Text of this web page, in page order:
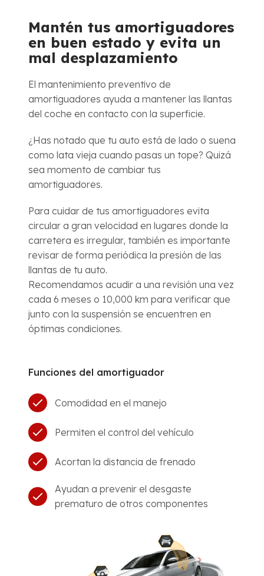
Mantén tus amortiguadores
en buen estado y evita un
mal desplazamiento
El mantenimiento preventivo de
amortiguadores ayuda a mantener las llantas
del coche en contacto con la superficie.
¿Has notado que tu auto está de lado o suena
como lata vieja cuando pasas un tope? Quizá
sea momento de cambiar tus
amortiguadores.
Para cuidar de tus amortiguadores evita
circular a gran velocidad en lugares donde la
carretera es irregular, también es importante
revisar de forma periódica la presión de las
llantas de tu auto.
Recomendamos acudir a una revisión una vez
cada 6 meses o 10,000 km para verificar que
junto con la suspensión se encuentren en
óptimas condiciones.
Funciones del amortiguador
Comodidad en el manejo
Permiten el control del vehículo
Acortan la distancia de frenado
Ayudan a prevenir el desgaste
prematuro de otros componentes